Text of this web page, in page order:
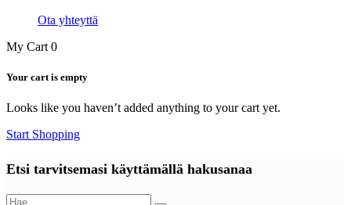
Ota yhteyttä
My Cart 0
Your cart is empty
Looks like you haven’t added anything to your cart yet.
Start Shopping
Etsi tarvitsemasi käyttämällä hakusanaa